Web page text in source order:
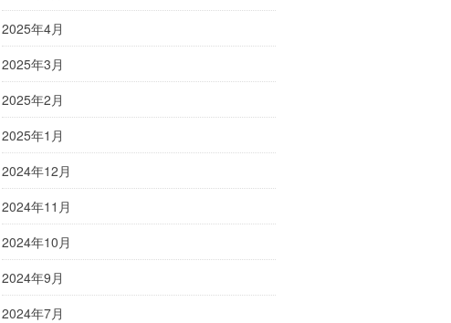
2025年4月
2025年3月
2025年2月
2025年1月
2024年12月
2024年11月
2024年10月
2024年9月
2024年7月